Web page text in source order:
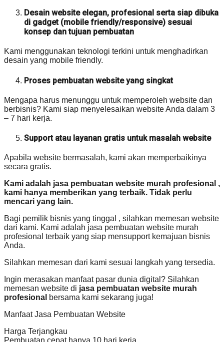
Desain website elegan, profesional serta siap dibuka
di gadget (mobile friendly/responsive) sesuai
konsep dan tujuan pembuatan
Kami menggunakan teknologi terkini untuk menghadirkan
desain yang mobile friendly.
Proses pembuatan website yang singkat
Mengapa harus menunggu untuk memperoleh website dan
berbisnis? Kami siap menyelesaikan website Anda dalam 3
– 7 hari kerja.
Support atau layanan gratis untuk masalah website
Apabila website bermasalah, kami akan memperbaikinya
secara gratis.
Kami adalah jasa pembuatan website murah profesional ,
kami hanya memberikan yang terbaik. Tidak perlu
mencari yang lain.
Bagi pemilik bisnis yang tinggal , silahkan memesan website
dari kami. Kami adalah jasa pembuatan website murah
profesional terbaik yang siap mensupport kemajuan bisnis
Anda.
Silahkan memesan dari kami sesuai langkah yang tersedia.
Ingin merasakan manfaat pasar dunia digital? Silahkan
memesan website di jasa pembuatan website murah
profesional bersama kami sekarang juga!
Manfaat Jasa Pembuatan Website
Harga Terjangkau